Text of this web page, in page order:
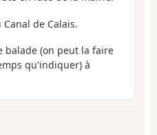
de Calais.
balade (on peut la faire
qu'indiquer) à